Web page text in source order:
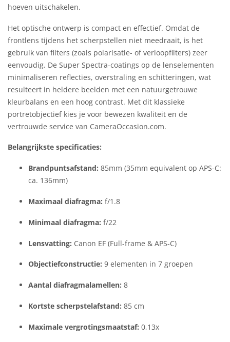
hoeven uitschakelen.
Het optische ontwerp is compact en effectief. Omdat de
frontlens tijdens het scherpstellen niet meedraait, is het
gebruik van filters (zoals polarisatie- of verloopfilters) zeer
eenvoudig. De Super Spectra-coatings op de lenselementen
minimaliseren reflecties, overstraling en schitteringen, wat
resulteert in heldere beelden met een natuurgetrouwe
kleurbalans en een hoog contrast. Met dit klassieke
portretobjectief kies je voor bewezen kwaliteit en de
vertrouwde service van CameraOccasion.com.
Belangrijkste specificaties:
Brandpuntsafstand: 85mm (35mm equivalent op APS-C:
ca. 136mm)
Maximaal diafragma: f/1.8
Minimaal diafragma: f/22
Lensvatting: Canon EF (Full-frame & APS-C)
Objectiefconstructie: 9 elementen in 7 groepen
Aantal diafragmalamellen: 8
Kortste scherpstelafstand: 85 cm
Maximale vergrotingsmaatstaf: 0,13x